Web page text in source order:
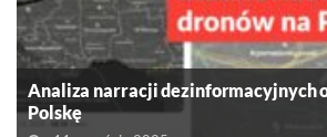
Analiza narracji dezinformacyjnych
Polskę